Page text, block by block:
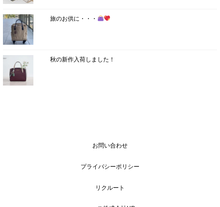
旅のお供に・・・
秋の新作入荷しました！
お問い合わせ
プライバシーポリシー
リクルート